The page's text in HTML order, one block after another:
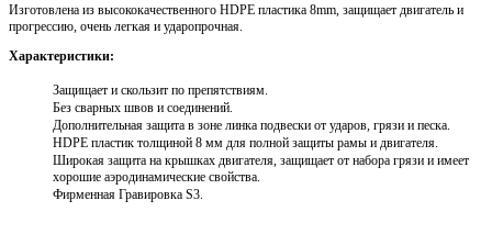
Изготовлена из высококачественного HDPE пластика 8mm, защищает двигатель и
прогрессию, очень легкая и ударопрочная.
Характеристики:
Защищает и скользит по препятствиям.
Без сварных швов и соединений.
Дополнительная защита в зоне линка подвески от ударов, грязи и песка.
HDPE пластик толщиной 8 мм для полной защиты рамы и двигателя.
Широкая защита на крышках двигателя, защищает от набора грязи и имеет
хорошие аэродинамические свойства.
Фирменная Гравировка S3.